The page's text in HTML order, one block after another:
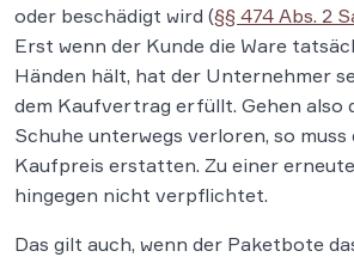
oder beschädigt wird (§§ 474 Abs. 2
Erst wenn der Kunde die Ware
Händen hält, hat der Unternehmer
dem Kaufvertrag erfüllt. Gehen also
Schuhe unterwegs verloren, so muss
Kaufpreis erstatten. Zu einer
hingegen nicht verpflichtet.
Das gilt auch, wenn der Paketbote